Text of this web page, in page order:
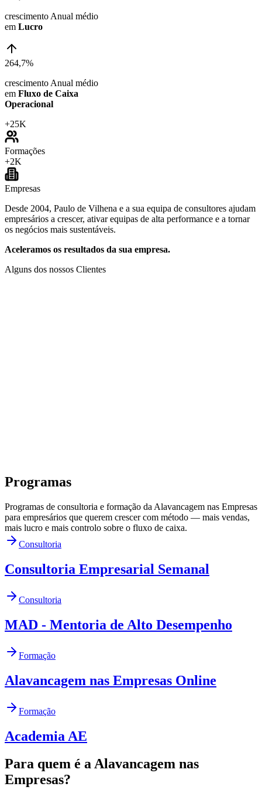
crescimento Anual médio
em Lucro
264,7%
crescimento Anual médio
em Fluxo de Caixa
Operacional
+25K
Formações
+2K
Empresas
Desde 2004, Paulo de Vilhena e a sua equipa de consultores ajudam
empresários a crescer, ativar equipas de alta performance e a tornar
os negócios mais sustentáveis.
Aceleramos os resultados da sua empresa.
Alguns dos nossos Clientes
Programas
Programas de consultoria e formação da Alavancagem nas Empresas
para empresários que querem crescer com método — mais vendas,
mais lucro e mais controlo sobre o fluxo de caixa.
Consultoria
Consultoria Empresarial Semanal
Consultoria
MAD - Mentoria de Alto Desempenho
Formação
Alavancagem nas Empresas Online
Formação
Academia AE
Para quem é a Alavancagem nas
Empresas?